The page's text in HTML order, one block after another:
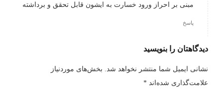
مبنی بر احراز ورود خسارت به ایشون قابل تحقق و برداشته
پاسخ
دیدگاهتان را بنویسید
نشانی ایمیل شما منتشر نخواهد شد. بخش‌های موردنیاز
علامت‌گذاری شده‌اند *